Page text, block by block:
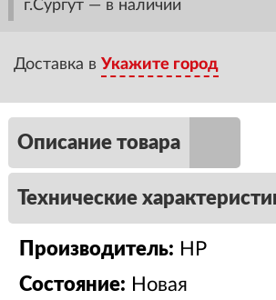
г.Сургут — в наличии
Доставка в Укажите город
Описание товара
Технические
Производитель: HP
Состояние: Новая